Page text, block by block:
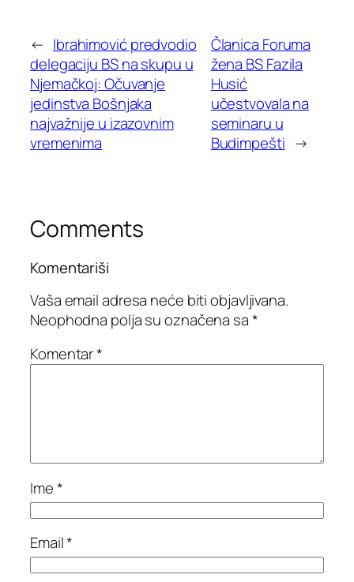
← Ibrahimović predvodio
delegaciju BS na skupu u
Njemačkoj: Očuvanje
jedinstva Bošnjaka
najvažnije u izazovnim
vremenima
Članica Foruma
žena BS Fazila
Husić
učestvovala na
seminaru u
Budimpešti →
Comments
Komentariši
Vaša email adresa neće biti objavljivana.
Neophodna polja su označena sa*
Komentar*
Ime*
Email*